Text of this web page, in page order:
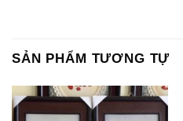
SẢN PHẨM TƯƠNG TỰ